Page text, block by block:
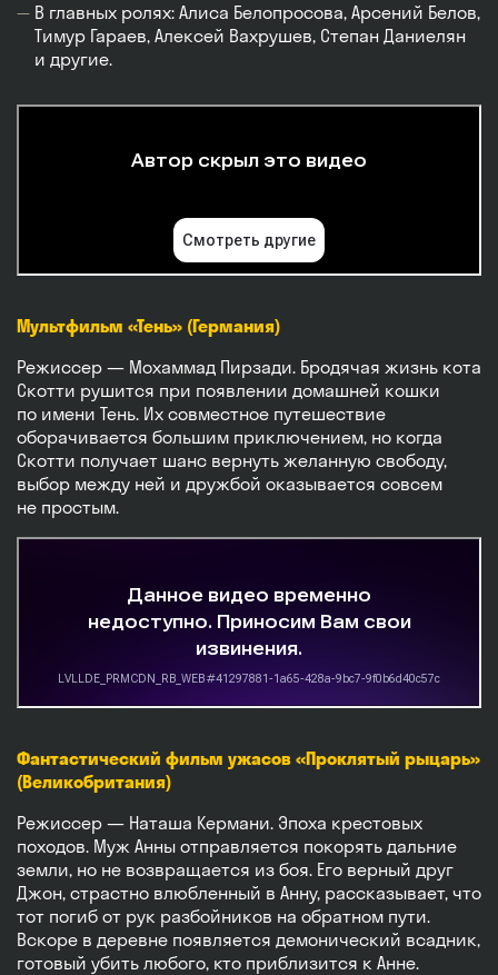
В главных ролях: Алиса Белопросова, Арсений Белов,
Тимур Гараев, Алексей Вахрушев, Степан Даниелян
и другие.
Мультфильм «Тень» (Германия)
Режиссер — Мохаммад Пирзади. Бродячая жизнь кота
Скотти рушится при появлении домашней кошки
по имени Тень. Их совместное путешествие
оборачивается большим приключением, но когда
Скотти получает шанс вернуть желанную свободу,
выбор между ней и дружбой оказывается совсем
не простым.
Фантастический фильм ужасов «Проклятый рыцарь»
(Великобритания)
Режиссер — Наташа Кермани. Эпоха крестовых
походов. Муж Анны отправляется покорять дальние
земли, но не возвращается из боя. Его верный друг
Джон, страстно влюбленный в Анну, рассказывает, что
тот погиб от рук разбойников на обратном пути.
Вскоре в деревне появляется демонический всадник,
готовый убить любого, кто приблизится к Анне.